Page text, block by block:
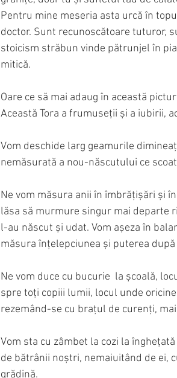
Pentru mine meseria asta urcă în
doctor. Sunt recunoscătoare tuturor,
stoicism străbun vinde pătrunjel în
mitică.
Oare ce să mai adaug în această
Această Tora a frumuseții și a iubirii,
Vom deschide larg geamurile
nemăsurată a nou-născutului ce
Ne vom măsura anii în îmbrățișări și
lăsa să murmure singur mai departe
l-au născut și udat. Vom așeza în
măsura înțelepciunea și puterea
Ne vom duce cu bucurie  la școală,
spre toți copiii lumii, locul unde
rezemând-se cu brațul de curenți,
Vom sta cu zâmbet la cozi la
de bătrânii noștri, nemaiuitând de ei,
grădină.